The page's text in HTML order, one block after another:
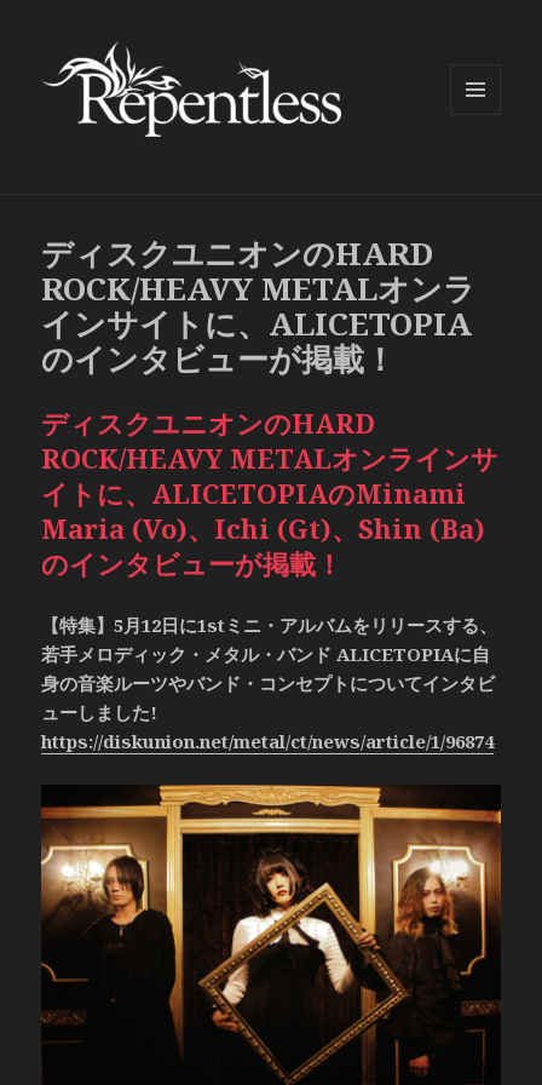
ディスクユニオンのHARD
ROCK/HEAVY METALオンラ
インサイトに、ALICETOPIA
のインタビューが掲載！
ディスクユニオンのHARD
ROCK/HEAVY METALオンラインサ
イトに、ALICETOPIAのMinami
Maria (Vo)、Ichi (Gt)、Shin (Ba)
のインタビューが掲載！
【特集】5月12日に1stミニ・アルバムをリリースする、
若手メロディック・メタル・バンド ALICETOPIAに自
身の音楽ルーツやバンド・コンセプトについてインタビ
ューしました!
https://diskunion.net/metal/ct/news/article/1/96874